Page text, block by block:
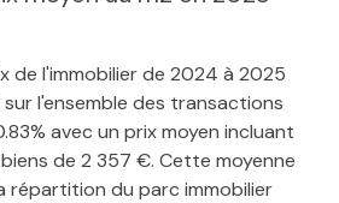
de l'immobilier de 2024 à 2025
l'ensemble des transactions
avec un prix moyen incluant
de 2 357 €. Cette moyenne
répartition du parc immobilier